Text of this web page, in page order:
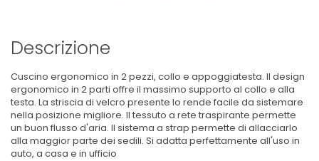
Descrizione
Cuscino ergonomico in 2 pezzi, collo e appoggiatesta. Il design
ergonomico in 2 parti offre il massimo supporto al collo e alla
testa. La striscia di velcro presente lo rende facile da sistemare
nella posizione migliore. Il tessuto a rete traspirante permette
un buon flusso d'aria. Il sistema a strap permette di allacciarlo
alla maggior parte dei sedili. Si adatta perfettamente all'uso in
auto, a casa e in ufficio